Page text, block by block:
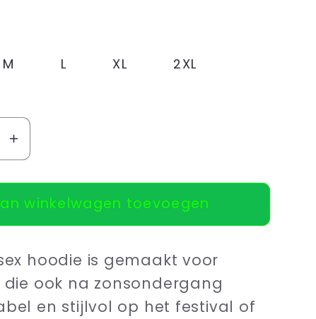
M L XL 2XL
Aantal
verhogen
voor
Hoodie
Flowerfireworks
winkelwagen toevoegen
hoodie is gemaakt voor
die ook na zonsondergang
en stijlvol op het festival of